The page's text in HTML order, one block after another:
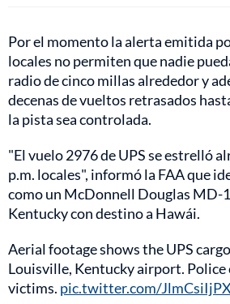
Por el momento la alerta emitida
locales no permiten que nadie
radio de cinco millas alrededor y
decenas de vueltos retrasados
la pista sea controlada.
"El vuelo 2976 de UPS se estrelló
p.m. locales", informó la FAA que
como un McDonnell Douglas MD-
Kentucky con destino a Hawái.
Aerial footage shows the UPS
Louisville, Kentucky airport.
victims. pic.twitter.com/JlmCsiIjPX